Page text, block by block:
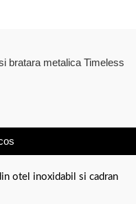
bratara metalica Timeless
otel inoxidabil si cadran